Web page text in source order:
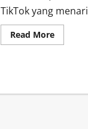
TikTok yang
Read MoreRead
more
Eye